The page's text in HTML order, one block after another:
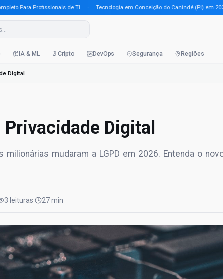
Para Profissionais de TI · Tecnologia em Conceição do Canindé (PI) em 2026:
IA & ML Cripto DevOps Segurança Regiões
Digital
Privacidade Digital
mudaram a LGPD em 2026. Entenda o
3 leituras· 27 min